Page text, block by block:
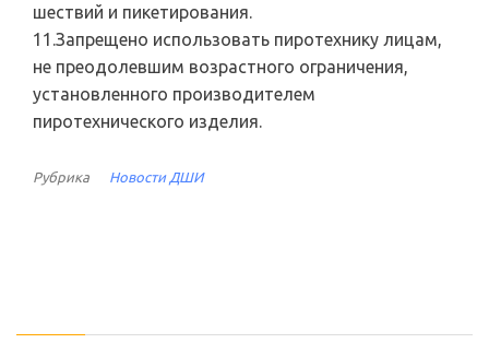
шествий и пикетирования.
11.Запрещено использовать пиротехнику лицам,
не преодолевшим возрастного ограничения,
установленного производителем
пиротехнического изделия.
Рубрика Новости ДШИ